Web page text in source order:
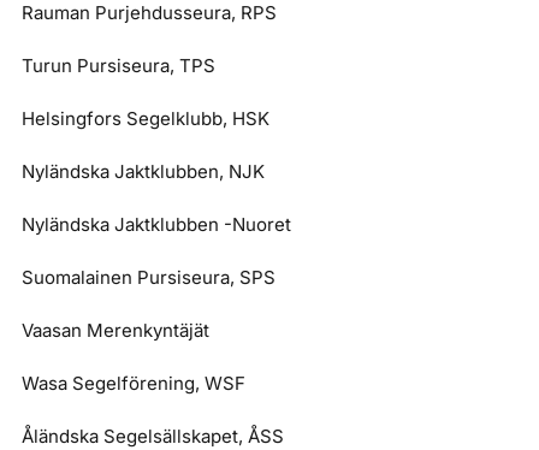
Rauman Purjehdusseura, RPS
Turun Pursiseura, TPS
Helsingfors Segelklubb, HSK
Nyländska Jaktklubben, NJK
Nyländska Jaktklubben -Nuoret
Suomalainen Pursiseura, SPS
Vaasan Merenkyntäjät
Wasa Segelförening, WSF
Åländska Segelsällskapet, ÅSS